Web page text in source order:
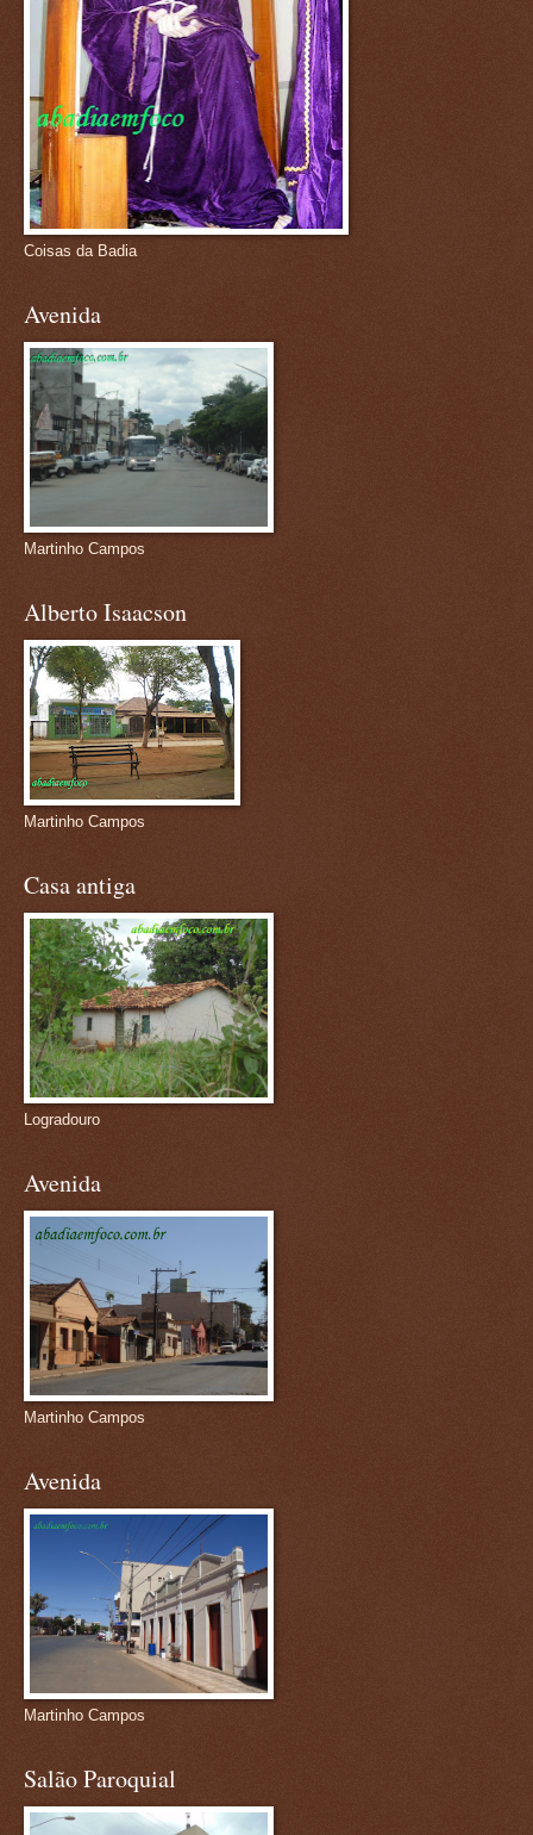
Coisas da Badia
Avenida
Martinho Campos
Alberto Isaacson
Martinho Campos
Casa antiga
Logradouro
Avenida
Martinho Campos
Avenida
Martinho Campos
Salão Paroquial